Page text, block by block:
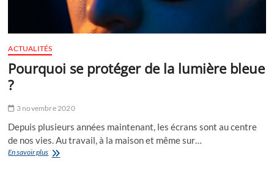
ACTUALITÉS
Pourquoi se protéger de la lumière bleue
?
3 novembre 2020
Depuis plusieurs années maintenant, les écrans sont au centre
de nos vies. Au travail, à la maison et même sur…
En savoir plusPourquoi